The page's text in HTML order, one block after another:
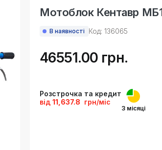
Мотоблок Кентавр
В наявності Код: 136065
46551.00 грн.
Розстрочка та кредит
від 11,637.8 грн/міс
3 місяці